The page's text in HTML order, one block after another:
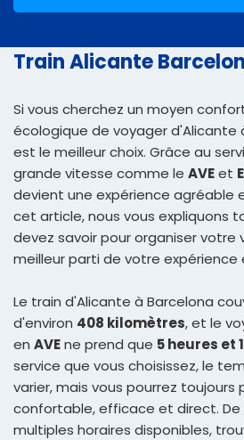
Train Alicante
Si vous cherchez un moyen
écologique de voyager d'Alicante
est le meilleur choix. Grâce au
grande vitesse comme le AVEet
devient une expérience agréable
cet article, nous vous expliquons
devez savoir pour organiser votre
meilleur parti de votre expérience
Le train d'Alicante à Barcelona
d'environ 408 kilomètres, et le
en AVEne prend que 5 heures et
service que vous choisissez, le
varier, mais vous pourrez toujours
confortable, efficace et direct. De
multiples horaires disponibles,